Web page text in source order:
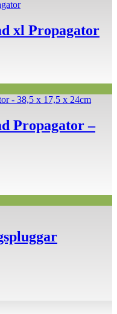
xl Propagator
Propagator –